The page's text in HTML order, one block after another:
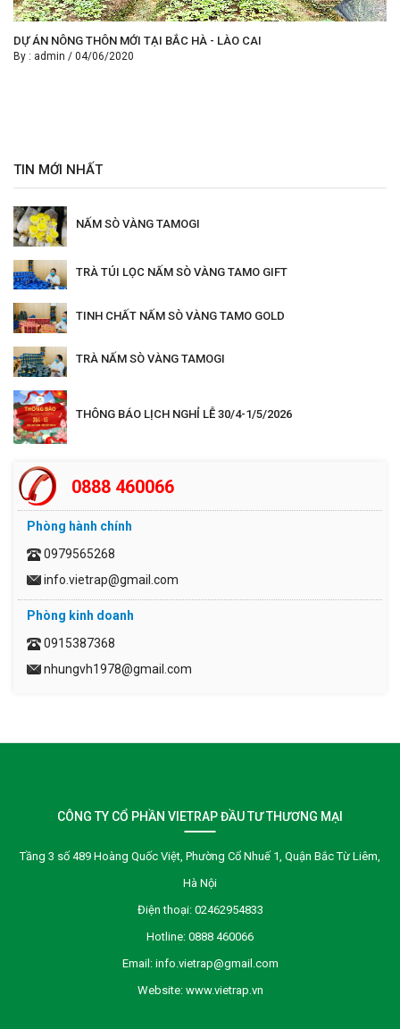
DỰ ÁN NÔNG THÔN MỚI TẠI BẮC HÀ - LÀO CAI
By : admin / 04/06/2020
TIN MỚI NHẤT
NẤM SÒ VÀNG TAMOGI
TRÀ TÚI LỌC NẤM SÒ VÀNG TAMO GIFT
TINH CHẤT NẤM SÒ VÀNG TAMO GOLD
TRÀ NẤM SÒ VÀNG TAMOGI
THÔNG BÁO LỊCH NGHỈ LỄ 30/4-1/5/2026
0888 460066
Phòng hành chính
0979565268
info.vietrap@gmail.com
Phòng kinh doanh
0915387368
nhungvh1978@gmail.com
CÔNG TY CỔ PHẦN VIETRAP ĐẦU TƯ THƯƠNG MẠI
Tầng 3 số 489 Hoàng Quốc Việt, Phường Cổ Nhuế 1, Quận Bắc Từ Liêm,
Hà Nội
Điện thoại:02462954833
Hotline: 0888 460066
Email:info.vietrap@gmail.com
Website:www.vietrap.vn